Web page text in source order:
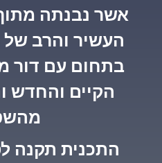
אשר נבנתה מתוך
העשיר והרב
בתחום עם דור
הקיים והחדש
התכנית תקנה